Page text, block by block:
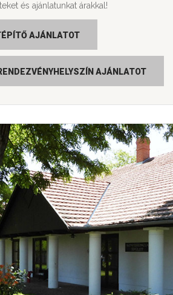
és ajánlatunkat árakkal!
AJÁNLATOT
AJÁNLATOT